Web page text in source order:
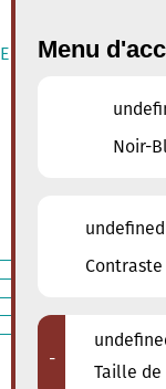
ENSEIGNEMENT
Menu
Noir-
undefined
-
Taille